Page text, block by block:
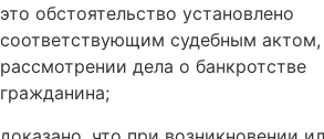
это обстоятельство установлено
соответствующим судебным
рассмотрении дела о банкротстве
гражданина;